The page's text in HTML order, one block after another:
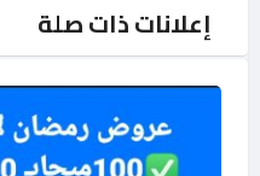
إعلانات ذات صلة